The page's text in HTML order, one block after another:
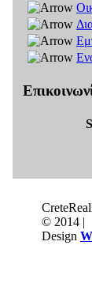
© 2014 |
Design